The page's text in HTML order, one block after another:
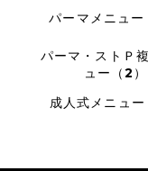
パーマメニュー
パーマ・ストＰ
ュー（2）
成人式メニュー